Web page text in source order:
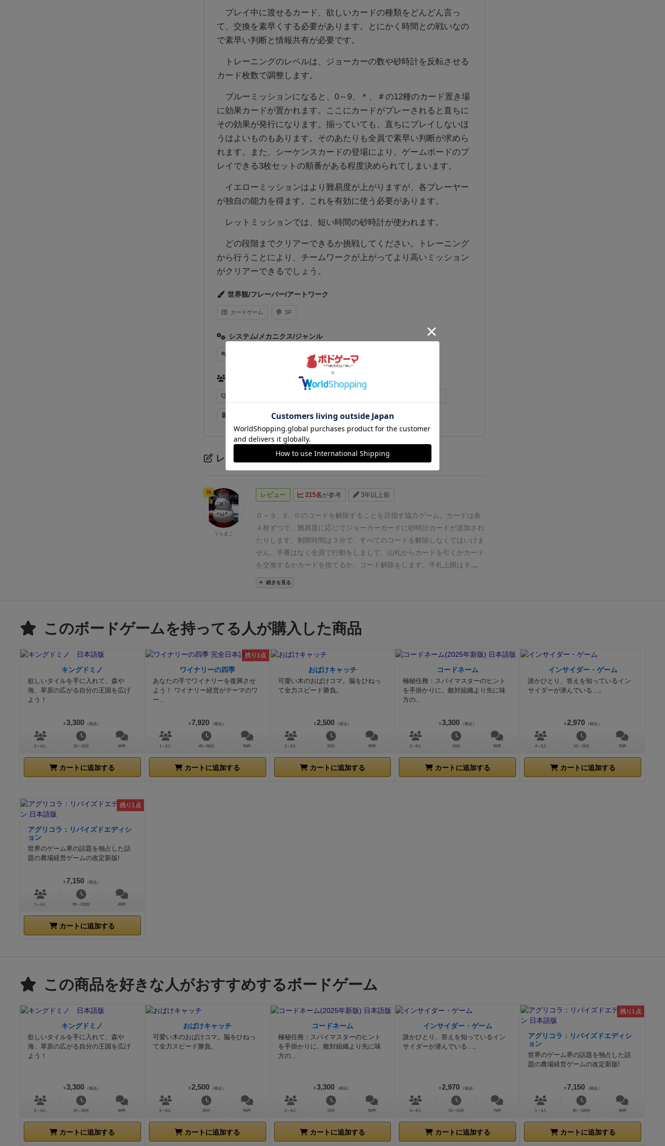
プレイ中に渡せるカード、欲しいカードの種類をどんどん言っ
て、交換を素早くする必要があります。とにかく時間との戦いなの
で素早い判断と情報共有が必要です。
トレーニングのレベルは、ジョーカーの数や砂時計を反転させる
カード枚数で調整します。
ブルーミッションになると、0～9、＊、＃の12種のカード置き場
に効果カードが置かれます。ここにカードがプレーされると直ちに
その効果が発行になります。揃っていても、直ちにプレイしないほ
うはよいものもあります。そのあたりも全員で素早い判断が求めら
れます。また、シーケンスカードの登場により、ゲームボードのプ
レイできる3枚セットの順番がある程度決められてしまいます。
イエローミッションはより難易度が上がりますが、各プレーヤー
が独自の能力を得ます。これを有効に使う必要があります。
レットミッションでは、短い時間の砂時計が使われます。
どの段階までクリアーできるか挑戦してください。トレーニング
から行うことにより、チームワークが上がってより高いミッション
がクリアーできるでしょう。
世界観/フレーバー/アートワーク
カードゲーム SF
システム/メカニクス/ジャンル
アミーゴ（AMIGO）
レビュー 1件
レビュー 215名が参考 3年以上前
０～９、♯、※のコードを解除することを目指す協力ゲーム。
カードは各
４枚ずつで、難易度に応じてジョーカーカードに砂時計カードが追加され
たりします。制限時間は３分で、すべてのコードを解除しなくてはいけま
せん。 手番はなく全員で行動をしまして、山札からカードを引くかカード
を交換するかカードを捨てるか、コード解除をします。 手札上限は９枚
で、そうなりましたら捨てるか交換する、コード解除するかのどれかで
す。カード交換はジョーカー以外ならどのカードでもよいですが、カード
らできます。 砂時計カードは、３枚プレイしましたら砂時計をひっくり返
けど、どうやら勘違いしていたルールがあり、クリアできたかも？でした
が、レベルを１回下げてみたらあっさりとクリア。再度レベルマックスで
挑戦しまして、少し苦戦した場面もありましたが、交換や捨てるをうまく
活用してクリアできました。ルールも分かりやすくて遊びやすかったな
ぁ。しかしながら、レベルマックスといってもチュートリアルらしく、俺
続きを見る
神
うらまこ
このボードゲームを持ってる人が購入した商品
キングドミノ
欲しいタイルを手に入れて、森や
海、草原の広がる自分の王国を広げ
よう！
¥ 3,300 （税込）
2～4人 15～20分 49件
カートに追加する
残り1点
ワイナリーの四季
あなたの手でワイナリーを復興させ
よう！ ワイナリー経営がテーマのワ
ー...
¥ 7,920 （税込）
1～6人 45～90分 90件
カートに追加する
おばけキャッチ
可愛い木のおばけコマ。脳をひねっ
て全力スピード勝負。
¥ 2,500 （税込）
2～8人 20分 95件
カートに追加する
コードネーム
極秘任務：スパイマスターのヒント
を手掛かりに、敵対組織より先に味
方の...
¥ 3,300 （税込）
2～8人 15分 80件
カートに追加する
インサイダー・ゲーム
誰かひとり、答えを知っているイン
サイダーが潜んでいる…。
¥ 2,970 （税込）
4～8人 10～15分 76件
カートに追加する
残り1点
アグリコラ：リバイズドエディシ
ョン
世界のゲーム界の話題を独占した話
題の農場経営ゲームの改定新版!
¥ 7,150 （税込）
1～4人 30～120分 45件
カートに追加する
この商品を好きな人がおすすめするボードゲーム
キングドミノ
欲しいタイルを手に入れて、森や
海、草原の広がる自分の王国を広げ
よう！
¥ 3,300 （税込）
2～4人 15～20分 49件
カートに追加する
おばけキャッチ
可愛い木のおばけコマ。脳をひねっ
て全力スピード勝負。
¥ 2,500 （税込）
2～8人 20分 95件
カートに追加する
コードネーム
極秘任務：スパイマスターのヒント
を手掛かりに、敵対組織より先に味
方の...
¥ 3,300 （税込）
2～8人 15分 80件
カートに追加する
インサイダー・ゲーム
誰かひとり、答えを知っているイン
サイダーが潜んでいる…。
¥ 2,970 （税込）
4～8人 10～15分 76件
カートに追加する
残り1点
アグリコラ：リバイズドエディシ
ョン
世界のゲーム界の話題を独占した話
題の農場経営ゲームの改定新版!
¥ 7,150 （税込）
1～4人 30～120分 45件
カートに追加する